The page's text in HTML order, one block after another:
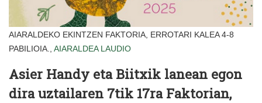
AIARALDEKO EKINTZEN FAKTORIA, ERROTARI KALEA 4-8
PABILIOIA., AIARALDEA LAUDIO
Asier Handy eta Biitxik lanean egon
dira uztailaren 7tik 17ra Faktorian,